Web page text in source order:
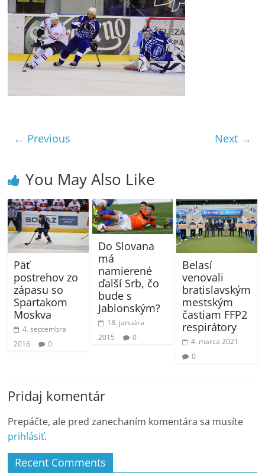
← Previous Next →
You May Also Like
Päť
postrehov zo
zápasu so
Spartakom
Moskva
4. septembra
2016
0
Do Slovana
má
namierené
ďalší Srb, čo
bude s
Jablonským?
18. januára
2015
0
Belasí
venovali
bratislavským
mestským
častiam FFP2
respirátory
4. marca 2021
0
Pridaj komentár
Prepáčte, ale pred zanechaním komentára sa musíte
prihlásiť.
Recent Comments